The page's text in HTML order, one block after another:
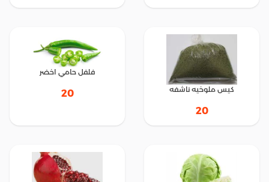
كيس ملوخيه ناشفه
20
فلفل حامي اخضر
20